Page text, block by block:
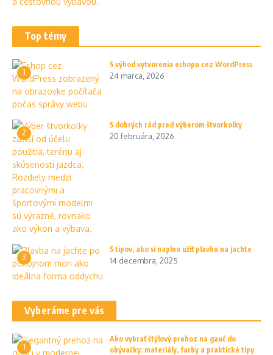
Top témy
1
5 výhod vytvorenia eshopu cez WordPress
24 marca, 2026
2
5 dobrých rád pred výberom štvorkolky
20 februára, 2026
3
5 tipov, ako si naplno užiť plavbu na jachte
14 decembra, 2025
Vyberáme pre vás
1
Ako vybrať štýlový prehoz na gauč do
obývačky: materiály, farby a praktické tipy